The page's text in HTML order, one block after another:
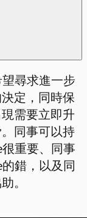
尋求進一步
定，同時保
需要立即升
同事可以持
重要、同事
錯，以及同
。